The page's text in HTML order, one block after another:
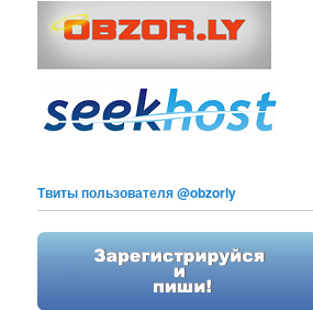
Твиты пользователя @obzorly